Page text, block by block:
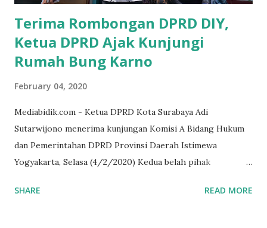
dana pinjaman unt...
Terima Rombongan DPRD DIY,
Ketua DPRD Ajak Kunjungi
Rumah Bung Karno
February 04, 2020
Mediabidik.com - Ketua DPRD Kota Surabaya Adi
Sutarwijono menerima kunjungan Komisi A Bidang Hukum
dan Pemerintahan DPRD Provinsi Daerah Istimewa
Yogyakarta, Selasa (4/2/2020) Kedua belah pihak
memperkuat Demokrasi Pancasila. Turut dalam rombongan
SHARE READ MORE